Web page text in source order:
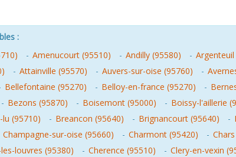
:
- Amenucourt (95510) - Andilly (95580) -
- Attainville (95570) - Auvers-sur-oise (95760) -
Bellefontaine (95270) - Belloy-en-france (95270) -
- Bezons (95870) - Boisemont (95000) - Boissy-l'aillerie
(95710) - Breancon (95640) - Brignancourt (95640) -
Champagne-sur-oise (95660) - Charmont (95420) -
louvres (95380) - Cherence (95510) - Clery-en-vexin